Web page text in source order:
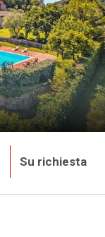
Su richiesta